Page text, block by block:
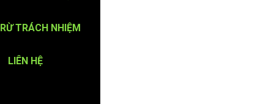
TRÁCH NHIỆM
LIÊN HỆ